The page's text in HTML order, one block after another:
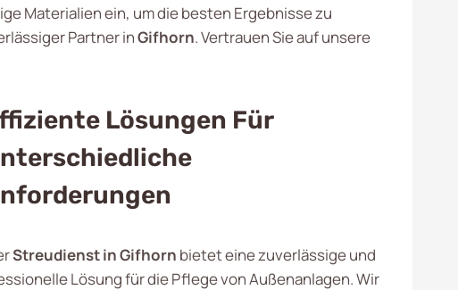
Materialien ein, um die besten Ergebnisse zu
Partner inGifhorn. Vertrauen Sie auf unsere
Lösungen Für
Streudienst in Gifhorn bietet eine zuverlässige und
Lösung für die Pflege von Außenanlagen. Wir